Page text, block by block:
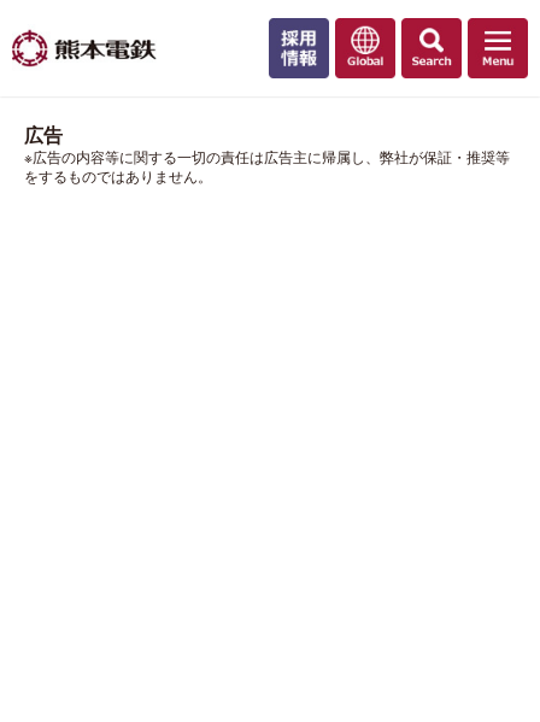
広告
※広告の内容等に関する一切の責任は広告主に帰属し、弊社が保証・推奨等
をするものではありません。